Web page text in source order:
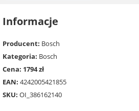
Informacje
Producent: Bosch
Kategoria: Bosch
Cena: 1794 zł
EAN: 4242005421855
SKU: OI_386162140